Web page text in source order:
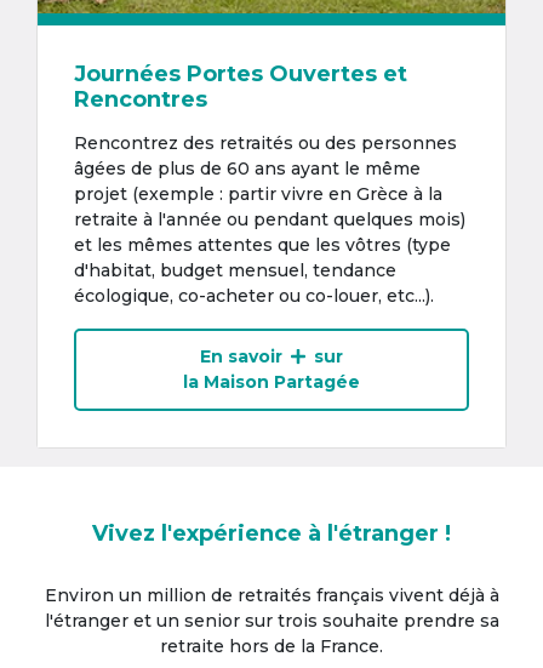
Journées Portes Ouvertes et
Rencontres
Rencontrez des retraités ou des personnes
âgées de plus de 60 ans ayant le même
projet (exemple : partir vivre en Grèce à la
retraite à l'année ou pendant quelques mois)
et les mêmes attentes que les vôtres (type
d'habitat, budget mensuel, tendance
écologique, co-acheter ou co-louer, etc...).
En savoir
sur
la Maison Partagée
Vivez l'expérience à l'étranger !
Environ un million de retraités français vivent déjà à
l'étrangeret un senior sur trois souhaite prendre sa
retraite hors de la France.